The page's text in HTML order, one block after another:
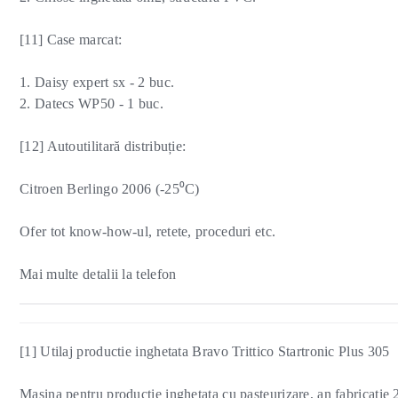
[11] Case marcat:
1. Daisy expert sx - 2 buc.
2. Datecs WP50 - 1 buc.
[12] Autoutilitară distribuție:
Citroen Berlingo 2006 (-25⁰C)
Ofer tot know-how-ul, retete, proceduri etc.
Mai multe detalii la telefon
[1] Utilaj productie inghetata Bravo Trittico Startronic Plus 305
Masina pentru productie inghetata cu pasteurizare, an fabricatie